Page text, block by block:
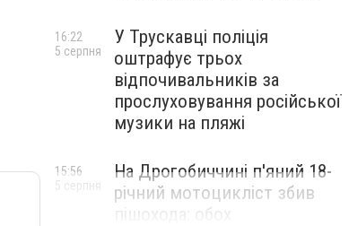
У Трускавці поліція
оштрафує трьох
відпочивальників за
прослуховування російської
музики на пляжі
16:22
5 серпня
На Дрогобиччині п'яний 18-
річний мотоцикліст збив
пішохода: обох
15:56
5 серпня